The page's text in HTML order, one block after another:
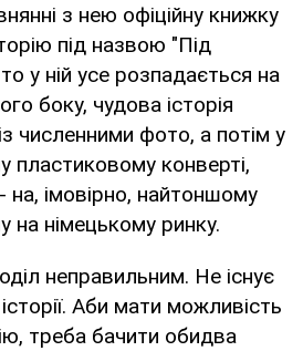
з нею офіційну книжку
під назвою "Під
у ній усе розпадається на
боку, чудова історія
численними фото, а потім у
пластиковому конверті,
імовірно, найтоншому
на німецькому ринку.
неправильним. Не існує
Аби мати можливість
треба бачити обидва